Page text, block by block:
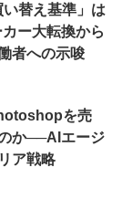
替え基準」は
ー大転換から
者への示唆
を売
か──AIエージ
ア戦略